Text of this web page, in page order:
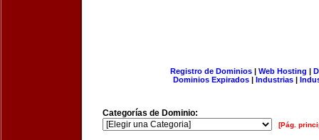
Registro de Dominios| Web Hosting |
Dominios Expirados | Industrias |
Categorías de Dominio:
[Pág.